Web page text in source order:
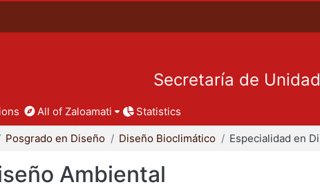
Secretaría de Unidad
All of Zaloamati Statistics
Posgrado en Diseño Diseño Bioclimático
Ambiental